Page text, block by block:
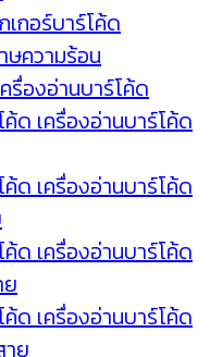
กอร์บาร์โค้ด
ษความร้อน
รื่องอ่านบาร์โค้ด
ด เครื่องอ่านบาร์โค้ด
ด เครื่องอ่านบาร์โค้ด
ด เครื่องอ่านบาร์โค้ด
ย
ด เครื่องอ่านบาร์โค้ด
าย